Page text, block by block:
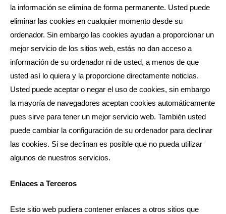
la información se elimina de forma permanente. Usted puede
eliminar las cookies en cualquier momento desde su
ordenador. Sin embargo las cookies ayudan a proporcionar un
mejor servicio de los sitios web, estás no dan acceso a
información de su ordenador ni de usted, a menos de que
usted así lo quiera y la proporcione directamente noticias.
Usted puede aceptar o negar el uso de cookies, sin embargo
la mayoría de navegadores aceptan cookies automáticamente
pues sirve para tener un mejor servicio web. También usted
puede cambiar la configuración de su ordenador para declinar
las cookies. Si se declinan es posible que no pueda utilizar
algunos de nuestros servicios.
Enlaces a Terceros
Este sitio web pudiera contener enlaces a otros sitios que